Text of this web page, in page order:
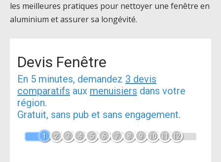
les meilleures pratiques pour nettoyer une fenêtre en
aluminium et assurer sa longévité.
Devis Fenêtre
En 5 minutes, demandez 3 devis
comparatifs aux menuisiers dans votre
région.
Gratuit, sans pub et sans engagement.
1 2 3 4 5 6 7 8 9 10 11 12